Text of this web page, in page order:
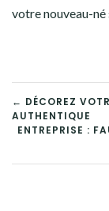
votre nouveau-né
DE
← DÉCOREZ
AUTHENTIQUE
ENTREPRISE :